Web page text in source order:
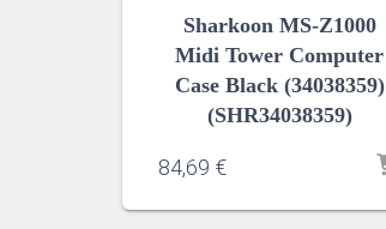
Sharkoon MS-Z1000
Midi Tower Computer
Case Black (34038359)
(SHR34038359)
84,69 €